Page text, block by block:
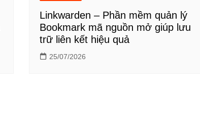
Linkwarden – Phần mềm quản lý
Bookmark mã nguồn mở giúp lưu
trữ liên kết hiệu quả
25/07/2026